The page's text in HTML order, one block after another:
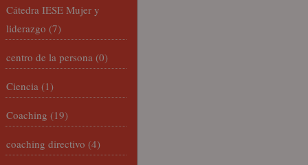
Cátedra IESE Mujer y
liderazgo (7)
centro de la persona (0)
Ciencia (1)
Coaching (19)
coaching directivo (4)